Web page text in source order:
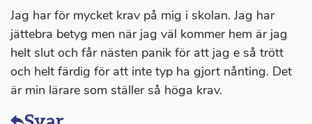
Jag har för mycket krav på mig i skolan. Jag har
jättebra betyg men när jag väl kommer hem är jag
helt slut och får nästen panik för att jag e så trött
och helt färdig för att inte typ ha gjort nånting. Det
är min lärare som ställer så höga krav.